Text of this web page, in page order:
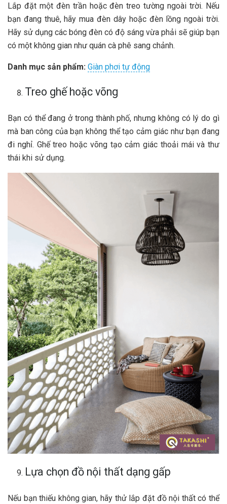
Lắp đặt một đèn trần hoặc đèn treo tường ngoài trời. Nếu
bạn đang thuê, hãy mua đèn dây hoặc đèn lồng ngoài trời.
Hãy sử dụng các bóng đèn có độ sáng vừa phải sẽ giúp bạn
có một không gian như quán cà phê sang chảnh.
Danh mục sản phẩm: Giàn phơi tự động
Treo ghế hoặc võng
Bạn có thể đang ở trong thành phố, nhưng không có lý do gì
mà ban công của bạn không thể tạo cảm giác như bạn đang
đi nghỉ. Ghế treo hoặc võng tạo cảm giác thoải mái và thư
thái khi sử dụng.
Lựa chọn đồ nội thất dạng gấp
Nếu bạn thiếu không gian, hãy thử lắp đặt đồ nội thất có thể